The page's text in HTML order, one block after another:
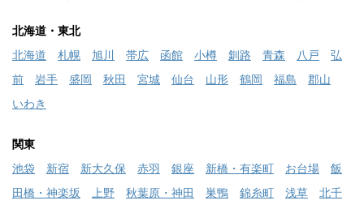
北海道・東北
北海道
札幌 旭川 帯広 函館 小樽 釧路 青森 八戸
弘
前
岩手 盛岡 秋田 宮城 仙台 山形 鶴岡 福島
郡山
いわき
関東
池袋
新宿 新大久保 赤羽 銀座 新橋・有楽町 お台場
飯
田橋・神楽坂
上野 秋葉原・神田 巣鴨 錦糸町 浅草
北千